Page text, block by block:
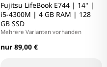
Fujitsu LifeBook E744 | 14" |
i5-4300M | 4 GB RAM | 128
GB SSD
Mehrere Varianten vorhanden
nur 89,00 €